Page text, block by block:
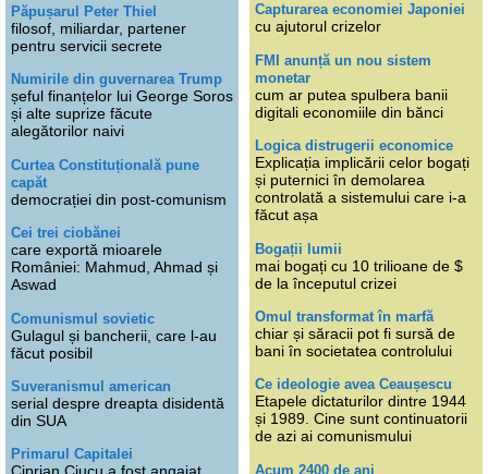
Păpușarul Peter Thiel
filosof, miliardar, partener
pentru servicii secrete
Numirile din guvernarea Trump
șeful finanțelor lui George Soros
și alte suprize făcute
alegătorilor naivi
Curtea Constituțională pune
capăt
democrației din post-comunism
Cei trei ciobănei
care exportă mioarele
României: Mahmud, Ahmad și
Aswad
Comunismul sovietic
Gulagul și bancherii, care l-au
făcut posibil
Suveranismul american
serial despre dreapta disidentă
din SUA
Primarul Capitalei
Capturarea economiei Japoniei
cu ajutorul crizelor
FMI anunță un nou sistem
monetar
cum ar putea spulbera banii
digitali economiile din bănci
Logica distrugerii economice
Explicația implicării celor bogați
și puternici în demolarea
controlată a sistemului care i-a
făcut așa
Bogații lumii
mai bogați cu 10 trilioane de $
de la începutul crizei
Omul transformat în marfă
chiar și săracii pot fi sursă de
bani în societatea controlului
Ce ideologie avea Ceaușescu
Etapele dictaturilor dintre 1944
și 1989. Cine sunt continuatorii
de azi ai comunismului
Acum 2400 de ani